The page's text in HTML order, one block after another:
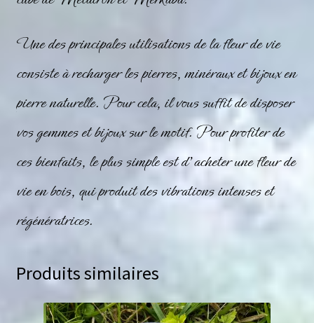
Une des principales utilisations de la fleur de vie
consiste àrechargerles pierres, minéraux et bijoux en
pierre naturelle. Pour cela, il vous suffit de disposer
vos gemmes et bijoux sur le motif. Pour profiter de
ces bienfaits, le plus simple est d’acheter une fleur de
vie en bois, qui produit des vibrations intenses et
régénératrices.
Produits similaires